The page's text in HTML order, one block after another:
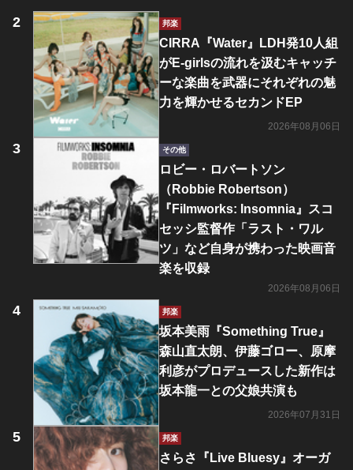
邦楽
CIRRA『Water』LDH発10人組
がE-girlsの流れを汲むキャッチ
ーな楽曲を武器にそれぞれの魅
力を輝かせるセカンドEP
2026年08月06日
その他
ロビー・ロバートソン
（Robbie Robertson）
『Filmworks: Insomnia』スコ
セッシ監督作「ラスト・ワル
ツ」など自身が携わった映画音
楽を収録
2026年08月06日
邦楽
坂本美雨『Something True』
森山直太朗、伊藤ゴロー、原摩
利彦がプロデュースした新作は
坂本龍一との父娘共演も
2026年07月31日
邦楽
さらさ『Live Bluesy』オーガ